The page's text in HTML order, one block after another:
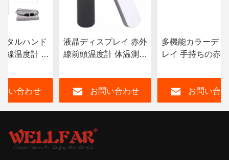
タルハンド
線温度計 色
い合わせ
液晶ディスプレイ 赤外
線前頭温度計 体温測定
お問い合わせ
多機能カラーディ
レイ 手持ちの赤
お問い合